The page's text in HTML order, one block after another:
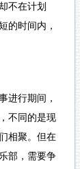
不在计划
的时间内，
进行期间，
不同的是现
相聚。但在
部，需要争